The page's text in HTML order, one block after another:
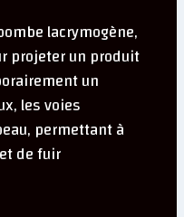
lacrymogène,
projeter un produit
un
les voies
permettant à
de fuir